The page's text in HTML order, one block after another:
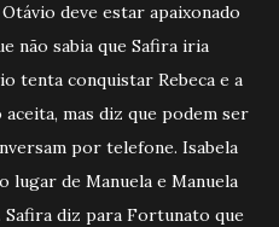
deve estar apaixonado
não sabia que Safira iria
tenta conquistar Rebeca e a
aceita, mas diz que podem ser
por telefone. Isabela
lugar de Manuela e Manuela
Safira diz para Fortunato que